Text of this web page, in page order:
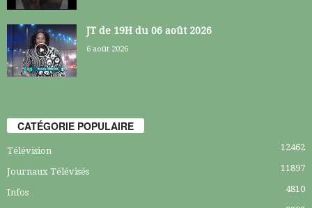
JT de 19H du 06 août 2026
6 août 2026
CATÉGORIE POPULAIRE
Télévision 12462
Journaux Télévisés 11897
Infos
4810